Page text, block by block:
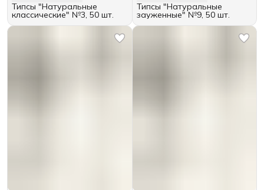
Типсы "Натуральные
классические" №3, 50 шт.
Типсы "Натуральные
зауженные" №9, 50 шт.